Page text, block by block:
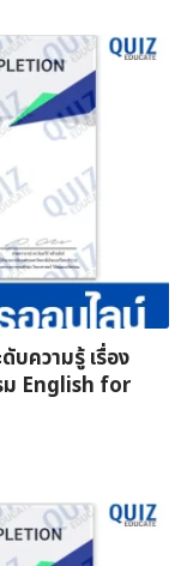
บความรู้ เรื่อง
ม English for